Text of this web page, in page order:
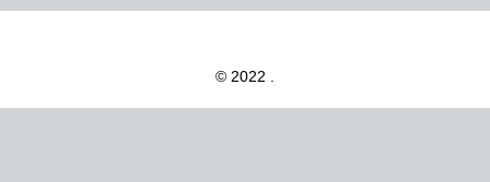
© 2022 .